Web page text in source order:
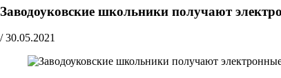
Заводоуковские школьники получают
/ 30.05.2021